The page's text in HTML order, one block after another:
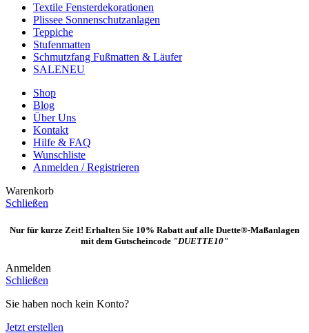
Textile Fensterdekorationen
Plissee Sonnenschutzanlagen
Teppiche
Stufenmatten
Schmutzfang Fußmatten & Läufer
SALENEU
Shop
Blog
Über Uns
Kontakt
Hilfe & FAQ
Wunschliste
Anmelden / Registrieren
Warenkorb
Schließen
Nur für kurze Zeit! Erhalten Sie 10% Rabatt auf alle Duette®-Maßanlagen
mit dem Gutscheincode "DUETTE10"
Anmelden
Schließen
Sie haben noch kein Konto?
Jetzt erstellen